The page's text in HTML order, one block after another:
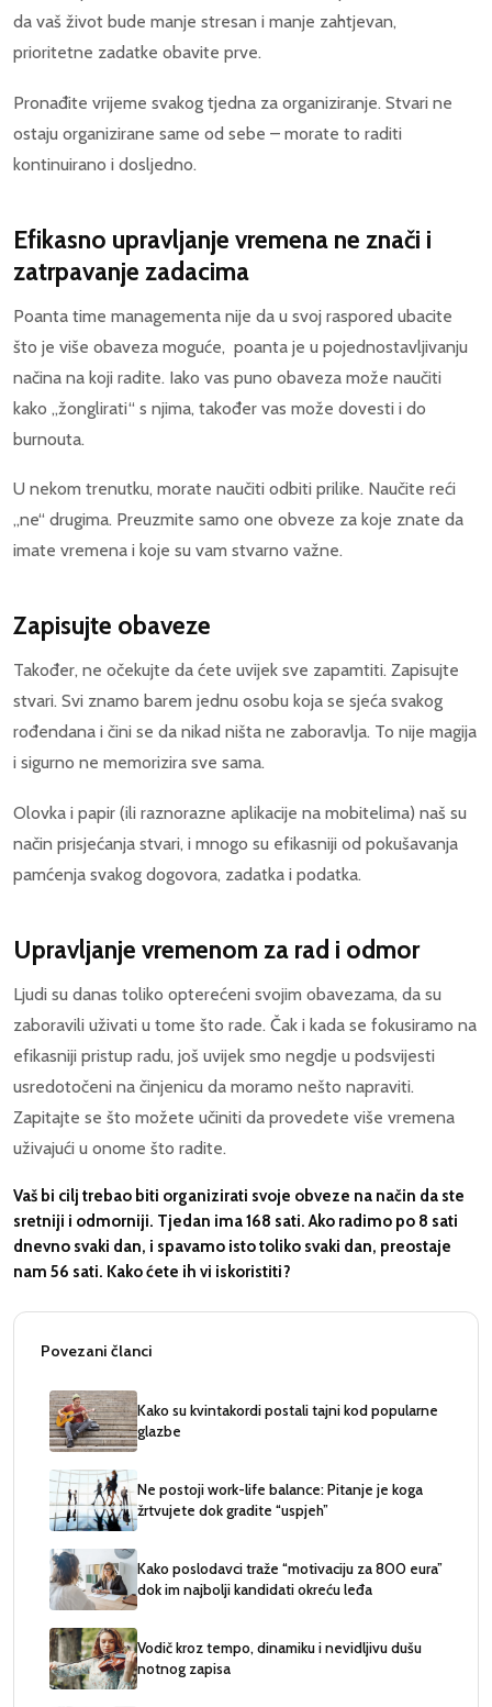
da vaš život bude manje stresan i manje zahtjevan,
prioritetne zadatke obavite prve.
Pronađite vrijeme svakog tjedna za organiziranje. Stvari ne
ostaju organizirane same od sebe – morate to raditi
kontinuirano i dosljedno.
Efikasno upravljanje vremena ne znači i
zatrpavanje zadacima
Poanta time managementa nije da u svoj raspored ubacite
što je više obaveza moguće, poanta je u pojednostavljivanju
načina na koji radite. Iako vas puno obaveza može naučiti
kako „žonglirati“ s njima, također vas može dovesti i do
burnouta.
U nekom trenutku, morate naučiti odbiti prilike. Naučite reći
„ne“ drugima. Preuzmite samo one obveze za koje znate da
imate vremena i koje su vam stvarno važne.
Zapisujte obaveze
Također, ne očekujte da ćete uvijek sve zapamtiti. Zapisujte
stvari. Svi znamo barem jednu osobu koja se sjeća svakog
rođendana i čini se da nikad ništa ne zaboravlja. To nije magija
i sigurno ne memorizira sve sama.
Olovka i papir (ili raznorazne aplikacije na mobitelima) naš su
način prisjećanja stvari, i mnogo su efikasniji od pokušavanja
pamćenja svakog dogovora, zadatka i podatka.
Upravljanje vremenom za rad i odmor
Ljudi su danas toliko opterećeni svojim obavezama, da su
zaboravili uživati u tome što rade. Čak i kada se fokusiramo na
efikasniji pristup radu, još uvijek smo negdje u podsvijesti
usredotočeni na činjenicu da moramo nešto napraviti.
Zapitajte se što možete učiniti da provedete više vremena
uživajući u onome što radite.
Vaš bi cilj trebao biti organizirati svoje obveze na način da ste
sretniji i odmorniji. Tjedan ima 168 sati. Ako radimo po 8 sati
dnevno svaki dan, i spavamo isto toliko svaki dan, preostaje
nam 56 sati. Kako ćete ih vi iskoristiti?
Povezani članci
Kako su kvintakordi postali tajni kod popularne
glazbe
Ne postoji work-life balance: Pitanje je koga
žrtvujete dok gradite “uspjeh”
Kako poslodavci traže “motivaciju za 800 eura”
dok im najbolji kandidati okreću leđa
Vodič kroz tempo, dinamiku i nevidljivu dušu
notnog zapisa